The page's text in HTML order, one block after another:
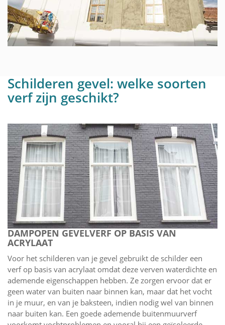
Schilderen gevel: welke soorten
verf zijn geschikt?
DAMPOPEN GEVELVERF OP BASIS VAN
ACRYLAAT
Voor het schilderen van je gevel gebruikt de schilder een
verf op basis van acrylaat omdat deze verven waterdichte en
ademende eigenschappen hebben. Ze zorgen ervoor dat er
geen water van buiten naar binnen kan, maar dat het vocht
in je muur, en van je baksteen, indien nodig wel van binnen
naar buiten kan. Een goede ademende buitenmuurverf